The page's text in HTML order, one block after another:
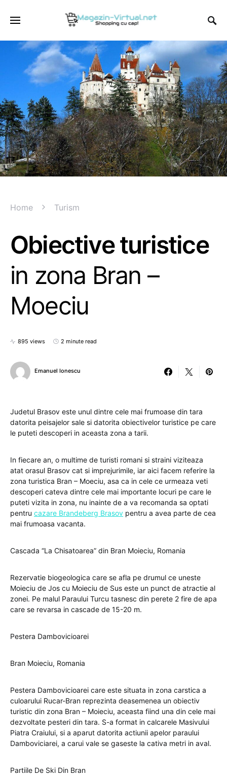
Home Turism
Obiective turistice
in zona Bran –
Moeciu
895 views 2 minute read
Emanuel Ionescu
Judetul Brasov este unul dintre cele mai frumoase din tara
datorita peisajelor sale si datorita obiectivelor turistice pe care
le puteti descoperi in aceasta zona a tarii.
In fiecare an, o multime de turisti romani si straini viziteaza
atat orasul Brasov cat si imprejurimile, iar aici facem referire la
zona turistica Bran – Moeciu, asa ca in cele ce urmeaza veti
descoperi cateva dintre cele mai importante locuri pe care le
puteti vizita in zona, nu inainte de a va recomanda sa optati
pentru cazare Brandeberg Brasov pentru a avea parte de cea
mai frumoasa vacanta.
Cascada “La Chisatoarea” din Bran Moieciu, Romania
Rezervatie biogeologica care se afla pe drumul ce uneste
Moieciu de Jos cu Moieciu de Sus este un punct de atractie al
zonei. Pe malul Paraului Turcu tasnesc din perete 2 fire de apa
care se revarsa in cascade de 15-20 m.
Pestera Dambovicioarei
Bran Moieciu, Romania
Pestera Dambovicioarei care este situata in zona carstica a
culoarului Rucar-Bran reprezinta deasemenea un obiectiv
turistic din zona Bran – Moieciu, aceasta fiind una din cele mai
dezvoltate pesteri din tara. S-a format in calcarele Masivului
Piatra Craiului, si a aparut datorita actiunii apelor paraului
Damboviciarei, a carui vale se gaseste la cativa metri in aval.
Partiile De Ski Din Bran